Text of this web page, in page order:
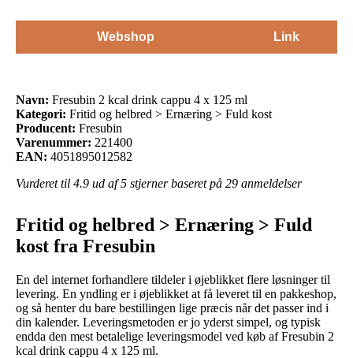
Webshop Link
Navn: Fresubin 2 kcal drink cappu 4 x 125 ml
Kategori: Fritid og helbred > Ernæring > Fuld kost
Producent: Fresubin
Varenummer: 221400
EAN: 4051895012582
Vurderet til 4.9 ud af 5 stjerner baseret på 29 anmeldelser
Fritid og helbred > Ernæring > Fuld
kost fra Fresubin
En del internet forhandlere tildeler i øjeblikket flere løsninger til
levering. En yndling er i øjeblikket at få leveret til en pakkeshop,
og så henter du bare bestillingen lige præcis når det passer ind i
din kalender. Leveringsmetoden er jo yderst simpel, og typisk
endda den mest betalelige leveringsmodel ved køb af Fresubin 2
kcal drink cappu 4 x 125 ml.